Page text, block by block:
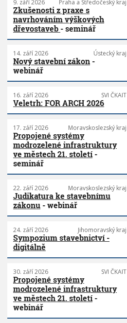
9. září 2026 Praha a Středočeský kraj
Zkušenosti z praxe s
navrhováním výškových
dřevostaveb - seminář
14. září 2026 Ústecký kraj
Nový stavební zákon -
webinář
16. září 2026 SVI ČKAIT
Veletrh: FOR ARCH 2026
17. září 2026 Moravskoslezský kraj
Propojené systémy
modrozelené infrastruktury
ve městech 21. století-
seminář
22. září 2026 Moravskoslezský kraj
Judikatura ke stavebnímu
zákonu - webinář
24. září 2026 Jihomoravský kraj
Sympozium stavebnictví -
digitálně
30. září 2026 SVI ČKAIT
Propojené systémy
modrozelené infrastruktury
ve městech 21. století-
webinář